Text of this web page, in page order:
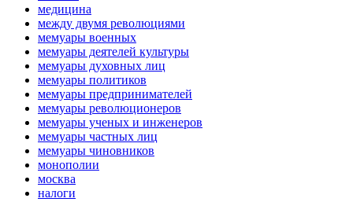
медицина
между двумя революциями
мемуары военных
мемуары деятелей культуры
мемуары духовных лиц
мемуары политиков
мемуары предпринимателей
мемуары революционеров
мемуары ученых и инженеров
мемуары частных лиц
мемуары чиновников
монополии
москва
налоги